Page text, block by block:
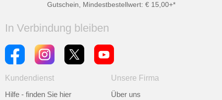
Gutschein, Mindestbestellwert: € 15,00+*
In Verbindung bleiben
Kundendienst
Hilfe - finden Sie hier
Unsere Firma
Über uns